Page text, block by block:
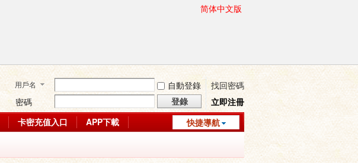
简体中文版
用戶名 自動登錄
找回密碼
密碼
登錄
立即注冊
快捷導航
卡密充值入口
APP下載